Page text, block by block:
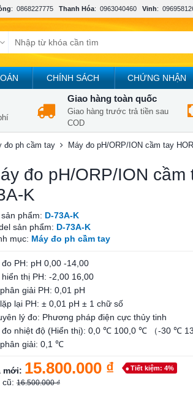
: 0868227775 Thanh Hóa: 0963040460 Vinh:
CHÍNH SÁCH CHỨNG NHẬN
Giao hàng toàn quốc
Giao hàng trước trả tiền sau
COD
đo ph cầm tay Máy đo pH/ORP/ION cầm tay
đo pH/ORP/ION cầm
K
phẩm: D-73A-K
sản phẩm: D-73A-K
mục: Máy đo ph cầm tay
đo PH: pH 0,00 -14,00
hiển thị PH: -2,00 16,00
giải PH: 0,01 pH
lại PH: ± 0,01 pH ± 1 chữ số
lý đo: Phương pháp điện cực thủy tinh
đo nhiệt độ (Hiển thị): 0,0 ℃ 100,0 ℃ （-30 ℃
giải: 0,1 ℃
mới: 15.800.000 ₫ Tiết kiệm: 4%
cũ: 16.500.000 ₫